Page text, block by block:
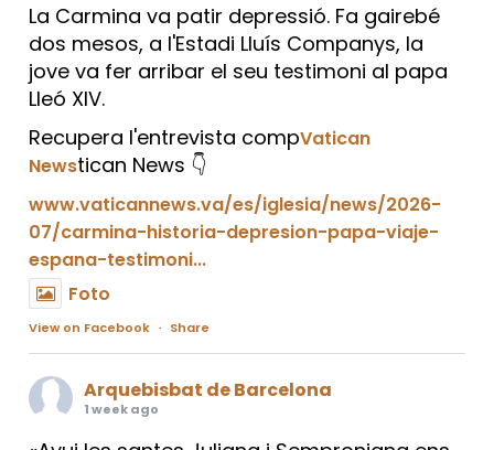
La Carmina va patir depressió. Fa gairebé
dos mesos, a l'Estadi Lluís Companys, la
jove va fer arribar el seu testimoni al papa
Lleó XIV.
Recupera l'entrevista compVatican
Newstican News 👇
www.vaticannews.va/es/iglesia/news/2026-
07/carmina-historia-depresion-papa-viaje-
espana-testimoni...
Foto
View on Facebook · Share
Arquebisbat de Barcelona
1 week ago